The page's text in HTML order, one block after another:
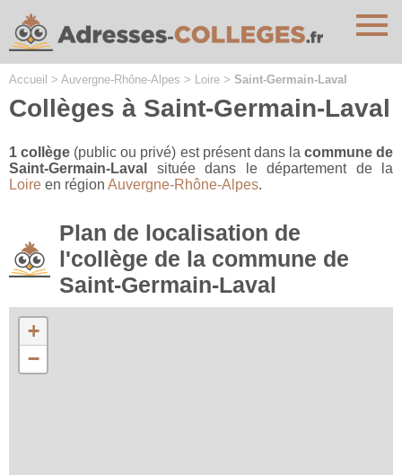
Accueil > Auvergne-Rhône-Alpes > Loire > Saint-Germain-Laval
Collèges à Saint-Germain-Laval
1 collège (public ou privé) est présent dans la commune de
Saint-Germain-Laval
située dans le département de la
Loire en région Auvergne-Rhône-Alpes.
Plan de localisation de
l'collège de la commune de
Saint-Germain-Laval
+
−